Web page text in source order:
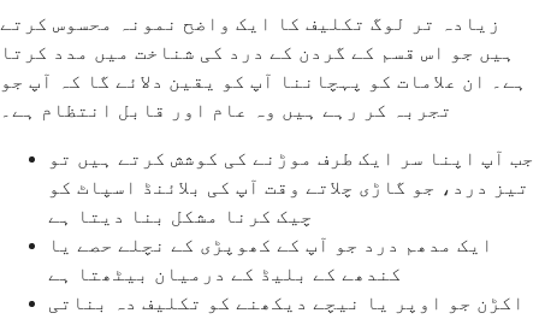
زیادہ تر لوگ تکلیف کا ایک واضح نمونہ محسوس کرتے
ہیں جو اس قسم کے گردن کے درد کی شناخت میں مدد کرتا
ہے۔ ان علامات کو پہچاننا آپ کو یقین دلائے گا کہ آپ جو
تجربہ کر رہے ہیں وہ عام اور قابل انتظام ہے۔
جب آپ اپنا سر ایک طرف موڑنے کی کوشش کرتے ہیں تو
تیز درد، جو گاڑی چلاتے وقت آپ کی بلائنڈ اسپاٹ کو
چیک کرنا مشکل بنا دیتا ہے
ایک مدھم درد جو آپ کے کھوپڑی کے نچلے حصے یا
کندھے کے بلیڈ کے درمیان بیٹھتا ہے
اکڑن جو اوپر یا نیچے دیکھنے کو تکلیف دہ بناتی